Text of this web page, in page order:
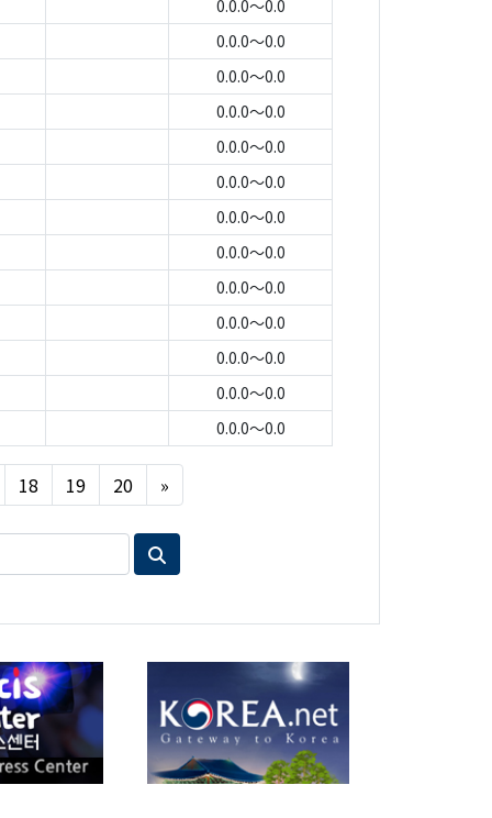
0.0.0～0.0
0.0.0～0.0
0.0.0～0.0
0.0.0～0.0
0.0.0～0.0
0.0.0～0.0
0.0.0～0.0
0.0.0～0.0
0.0.0～0.0
0.0.0～0.0
0.0.0～0.0
0.0.0～0.0
0.0.0～0.0
18 19 20 »